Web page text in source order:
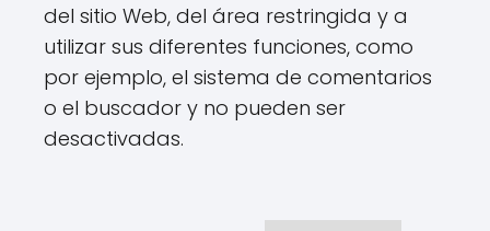
del sitio Web, del área restringida y a
utilizar sus diferentes funciones, como
por ejemplo, el sistema de comentarios
o el buscador y no pueden ser
desactivadas.